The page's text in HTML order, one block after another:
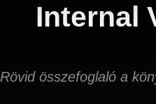
Internal
Rövid összefoglaló a